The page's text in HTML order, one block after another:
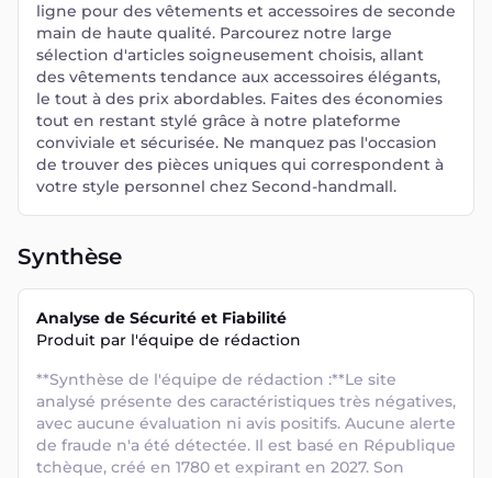
ligne pour des vêtements et accessoires de seconde
main de haute qualité. Parcourez notre large
sélection d'articles soigneusement choisis, allant
des vêtements tendance aux accessoires élégants,
le tout à des prix abordables. Faites des économies
tout en restant stylé grâce à notre plateforme
conviviale et sécurisée. Ne manquez pas l'occasion
de trouver des pièces uniques qui correspondent à
votre style personnel chez Second-handmall.
Synthèse
Analyse de Sécurité et Fiabilité
Produit par l'équipe de rédaction
**Synthèse de l'équipe de rédaction :**Le site
analysé présente des caractéristiques très négatives,
avec aucune évaluation ni avis positifs. Aucune alerte
de fraude n'a été détectée. Il est basé en République
tchèque, créé en 1780 et expirant en 2027. Son